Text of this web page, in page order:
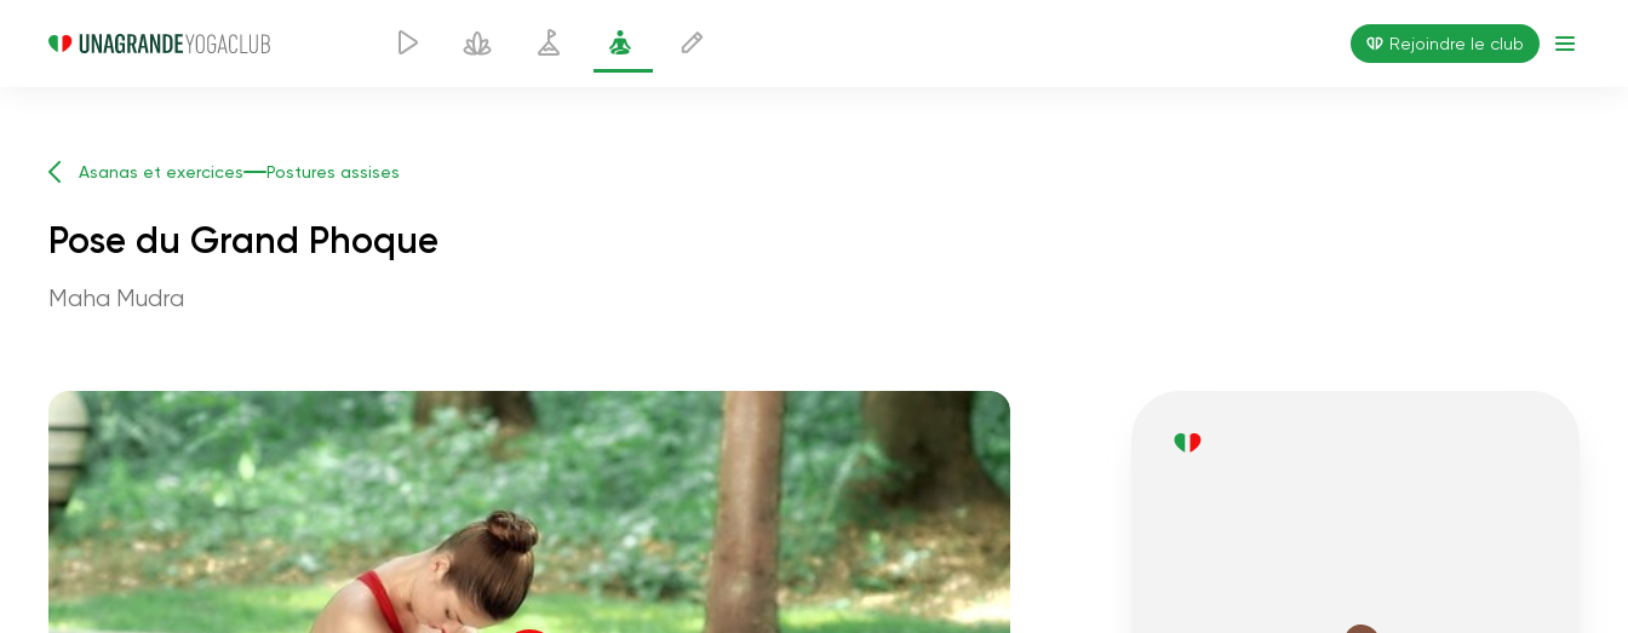
Rejoindre le club
Asanas et exercices Postures assises
Pose du Grand Phoque
Maha Mudra
le vol de l'âme 01:44
paix intérieure 01:27
rêves du matin 01:34